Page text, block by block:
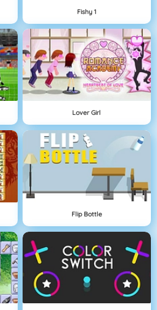
Fishy 1
Lover Girl
Flip Bottle